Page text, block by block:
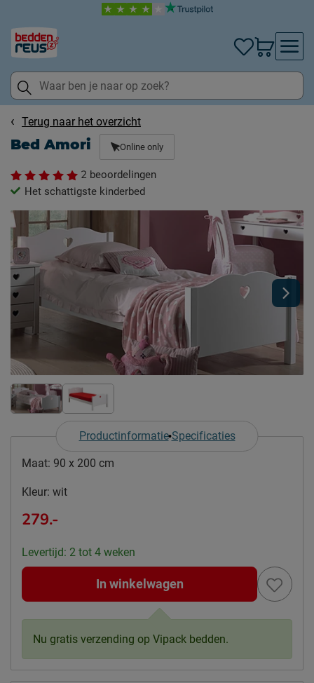
Terug naar het overzicht
Bed Amori Online only
2 beoordelingen
Het schattigste kinderbed
Productinformatie Specificaties
Maat: 90 x 200 cm
Kleur: wit
279.-
Levertijd: 2 tot 4 weken
In winkelwagen
Nu gratis verzending op Vipack bedden.